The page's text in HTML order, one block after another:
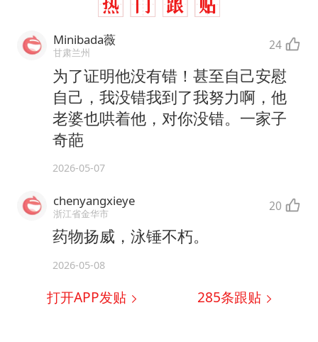
Minibada薇
甘肃兰州 24
为了证明他没有错！甚至自己安慰
自己，我没错我到了我努力啊，他
老婆也哄着他，对你没错。一家子
奇葩
2026-05-07
chenyangxieye
浙江省金华市 20
药物扬威，泳锤不朽。
2026-05-08
打开APP发贴 285条跟贴